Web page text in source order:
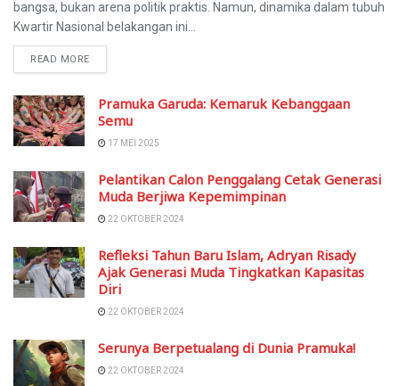
bangsa, bukan arena politik praktis. Namun, dinamika dalam tubuh
Kwartir Nasional belakangan ini...
READ MORE
Pramuka Garuda: Kemaruk Kebanggaan
Semu
17 MEI 2025
Pelantikan Calon Penggalang Cetak Generasi
Muda Berjiwa Kepemimpinan
22 OKTOBER 2024
Refleksi Tahun Baru Islam, Adryan Risady
Ajak Generasi Muda Tingkatkan Kapasitas
Diri
22 OKTOBER 2024
Serunya Berpetualang di Dunia Pramuka!
22 OKTOBER 2024